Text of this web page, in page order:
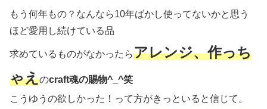
もう何年もの？なんなら10年ばかし使ってないかと思う
ほど愛用し続けている品
求めているものがなかったらアレンジ、作っち
ゃえのcraft魂の賜物^_^笑
こうゆうの欲しかった！って方がきっといると信じて。